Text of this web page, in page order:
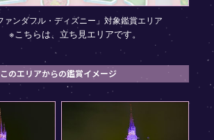
ァンダフル・ディズニー」対象鑑賞エリア
※こちらは、立ち見エリアです。
このエリアからの鑑賞イメージ